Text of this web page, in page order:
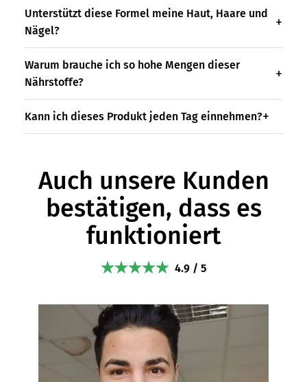
Unterstützt diese Formel meine Haut, Haare und
Nägel?
Warum brauche ich so hohe Mengen dieser
Nährstoffe?
Kann ich dieses Produkt jeden Tag einnehmen?
Auch unsere Kunden
bestätigen, dass es
funktioniert
4.9 / 5